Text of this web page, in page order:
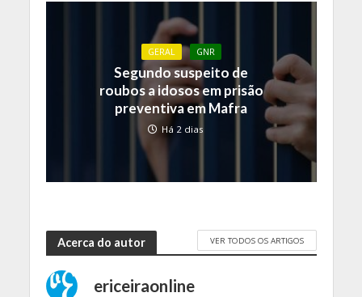
GERAL GNR
Segundo suspeito de
roubos a idosos em prisão
preventiva em Mafra
Há 2 dias
Acerca do autor VER TODOS OS ARTIGOS
ericeiraonline